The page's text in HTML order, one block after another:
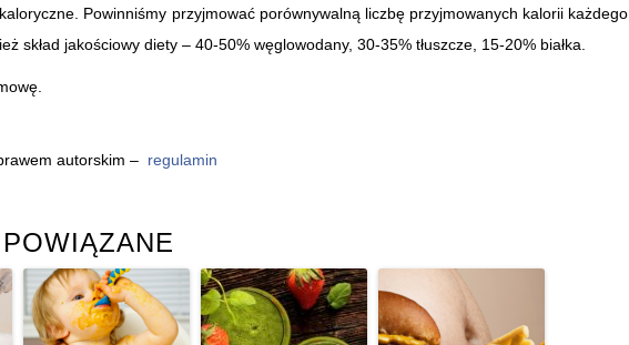
Powinniśmy przyjmować porównywalną liczbę przyjmowanych kalorii każdego
skład jakościowy diety – 40-50% węglowodany, 30-35% tłuszcze, 15-20% białka.
autorskim – regulamin